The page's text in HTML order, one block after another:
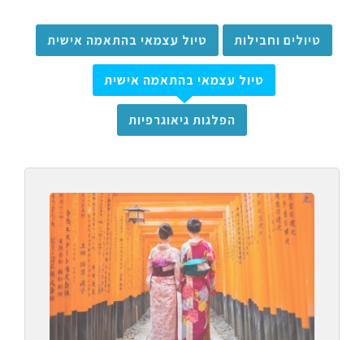
טיולים וחבילות טיול עצמאי בהתאמה אישית
טיול עצמאי בהתאמה אישית
הפלגות גיאוגרפיות